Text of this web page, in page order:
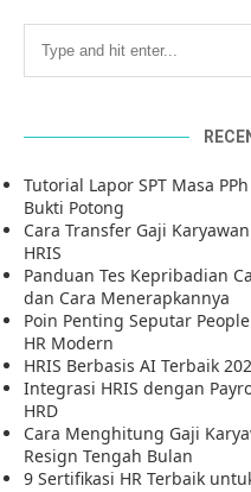
Tutorial Lapor SPT Masa
Bukti Potong
Cara Transfer Gaji
HRIS
Panduan Tes Kepribadian
dan Cara Menerapkannya
Poin Penting Seputar
HR Modern
HRIS Berbasis AI Terbaik
Integrasi HRIS dengan
HRD
Cara Menghitung Gaji
Resign Tengah Bulan
9 Sertifikasi HR Terbaik